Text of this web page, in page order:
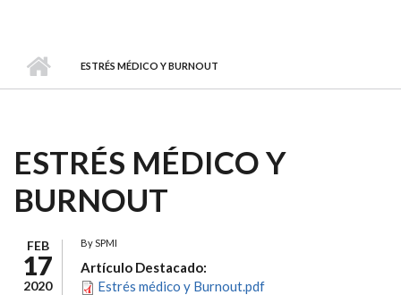
ESTRÉS MÉDICO Y BURNOUT
ESTRÉS MÉDICO Y
BURNOUT
FEB
17
2020
BySPMI
Artículo Destacado:
Estrés médico y Burnout.pdf